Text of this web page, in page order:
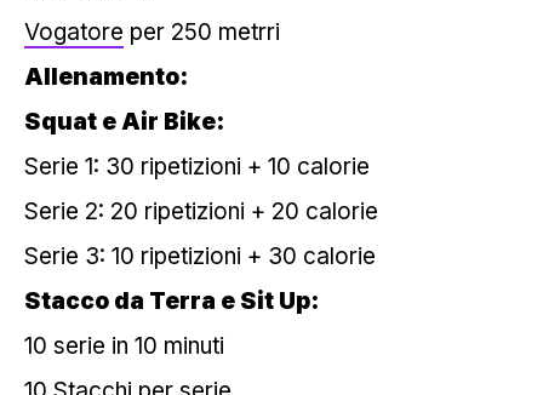
Vogatore per 250 metrri
Allenamento:
Squat e Air Bike:
Serie 1: 30 ripetizioni + 10 calorie
Serie 2: 20 ripetizioni + 20 calorie
Serie 3: 10 ripetizioni + 30 calorie
Stacco da Terra e Sit Up:
10 serie in 10 minuti